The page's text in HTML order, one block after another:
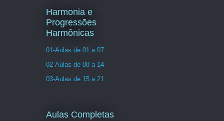
Harmonia e
Progressões
Harmônicas
01-Aulas de 01 a 07
02-Aulas de 08 a 14
03-Aulas de 15 a 21
Aulas Completas